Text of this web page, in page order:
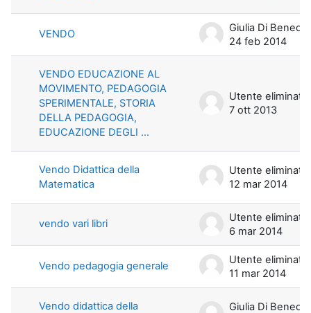
VENDO
24 feb 2014
VENDO EDUCAZIONE AL
MOVIMENTO, PEDAGOGIA
SPERIMENTALE, STORIA
DELLA PEDAGOGIA,
EDUCAZIONE DEGLI ...
Utente eliminato
7 ott 2013
Vendo Didattica della
Matematica
Utente eliminato
12 mar 2014
vendo vari libri
Utente eliminato
6 mar 2014
Vendo pedagogia generale
Utente eliminato
11 mar 2014
Vendo didattica della